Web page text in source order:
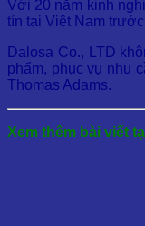
Với 20 năm kinh
tín tại Việt Nam
Dalosa Co., LTD
phẩm, phục vụ nhu
Thomas Adams.
Xem thêm bài viết